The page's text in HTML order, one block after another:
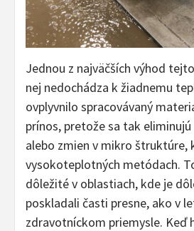
Jednou z najväčších výhod
nej nedochádza k žiadnemu
ovplyvnilo spracovávaný
prínos, pretože sa tak
alebo zmien v mikro štruktúre,
vysokoteplotných metódach.
dôležité v oblastiach, kde je
poskladali časti presne, ako v
zdravotníckom priemysle. Keď